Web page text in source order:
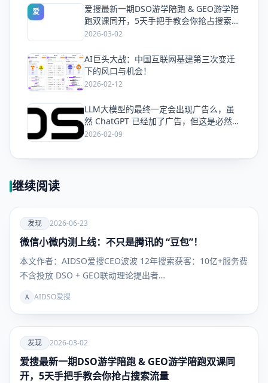
爱
爱搜最新一期DSO游学陪跑 & GEO游学陪
跑双课同开，5天手把手教会你抢占搜索流
量
2026-03-02
爱
AI巨头大战：中国互联网基建第三次变迁
下的风口与机会！
2026-02-12
爱
LLM大模型的最终一定会出现广告么，虽
然 ChatGPT 已经加了广告，但这是必然终
局么？
2026-02-09
继续阅读
爱
发现
发现 2026-06-23
微信小微内测上线：不只是腾讯的 “豆包”！
本文作者：AIDSO爱搜CEO波波 12年搜索获客：10亿+服务费
不含投放 DSO + GEO联动理论提出者…
A AIDSO爱搜
爱
发现
发现 2026-03-02
爱搜最新一期DSO游学陪跑 & GEO游学陪跑双课同
开，5天手把手教会你抢占搜索流量